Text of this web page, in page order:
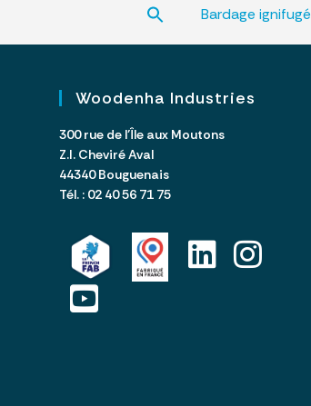
Search Bardage ignifugé
Woodenha Industries
300 rue de l’Île aux Moutons
Z.I. Cheviré Aval
44340 Bouguenais
Tél. : 02 40 56 71 75